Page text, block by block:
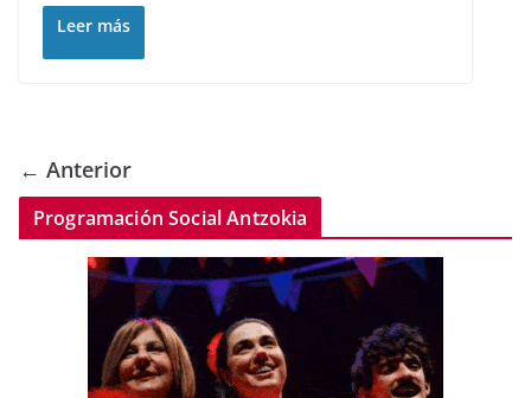
Leer más
← Anterior
Programación Social Antzokia